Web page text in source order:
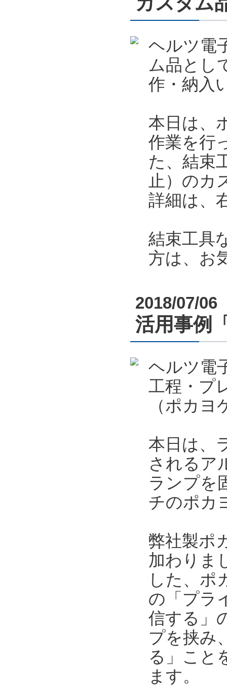
ヘルツ電
ム品とし
作・納入
本日は、
作業を行
た、結束
止）のカ
詳細は、
結束工具
方は、お
2018/07/06
活用事例
ヘルツ電
工程・プ
（ポカ
本日は、
されるア
ランプを
チのポカ
弊社製ポ
加わりま
した、ポ
の「プラ
信する」
プを挟み
る」こと
ます。